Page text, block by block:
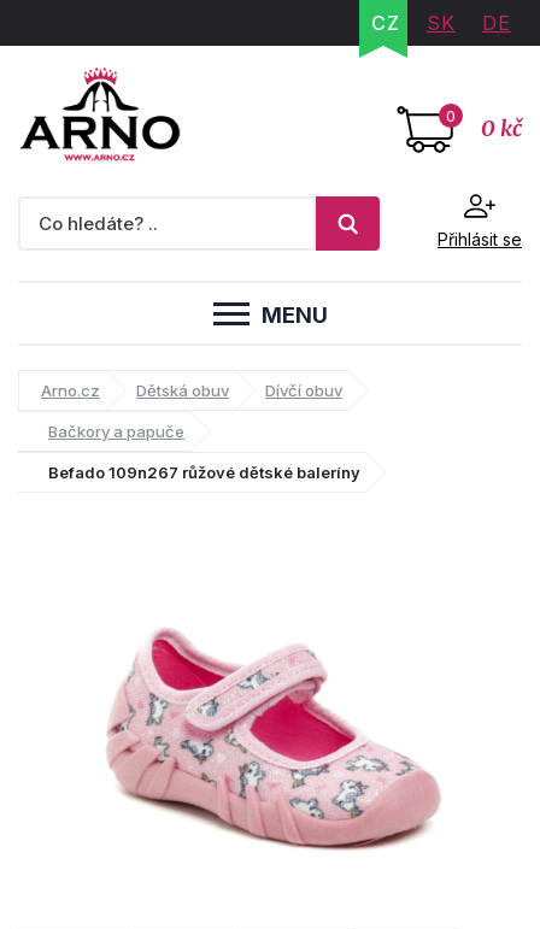
CZ SK DE
0 0 kč
Přihlásit se
MENU
Arno.cz Dětská obuv Dívčí obuv
Bačkory a papuče
Befado 109n267 růžové dětské baleríny